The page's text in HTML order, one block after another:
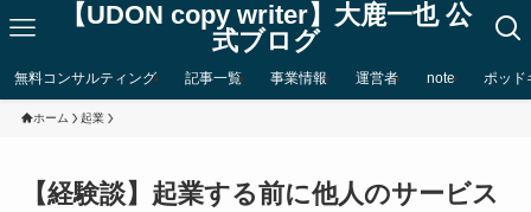
【UDON copy writer】大鹿一也 公
式ブログ
無料コンサルティング 記事一覧 事業情報 運営者 note ポッド
ホーム 起業
【経験談】起業する前に他人のサービス